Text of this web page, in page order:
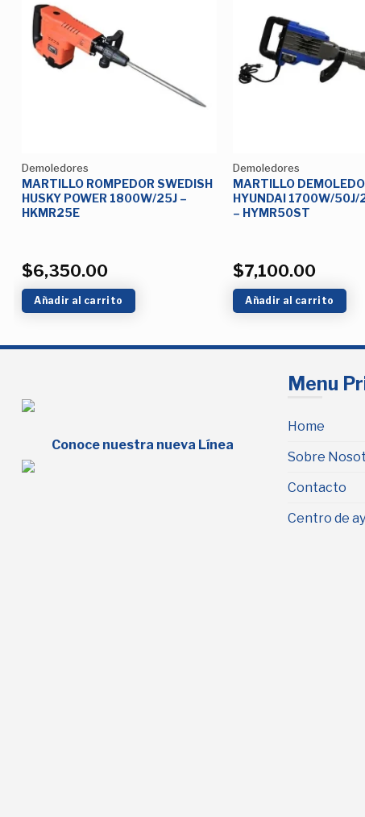
Demoledores
MARTILLO ROMPEDOR SWEDISH
HUSKY POWER 1800W/25J –
HKMR25E
$6,350.00
Añadir al carrito
Demoledores
MARTILLO
HYUNDAI 1700W/
– HYMR50ST
$7,100.00
Añadir al carrito
Conoce nuestra nueva Línea
Menu
Home
Sobre
Contacto
Centro de